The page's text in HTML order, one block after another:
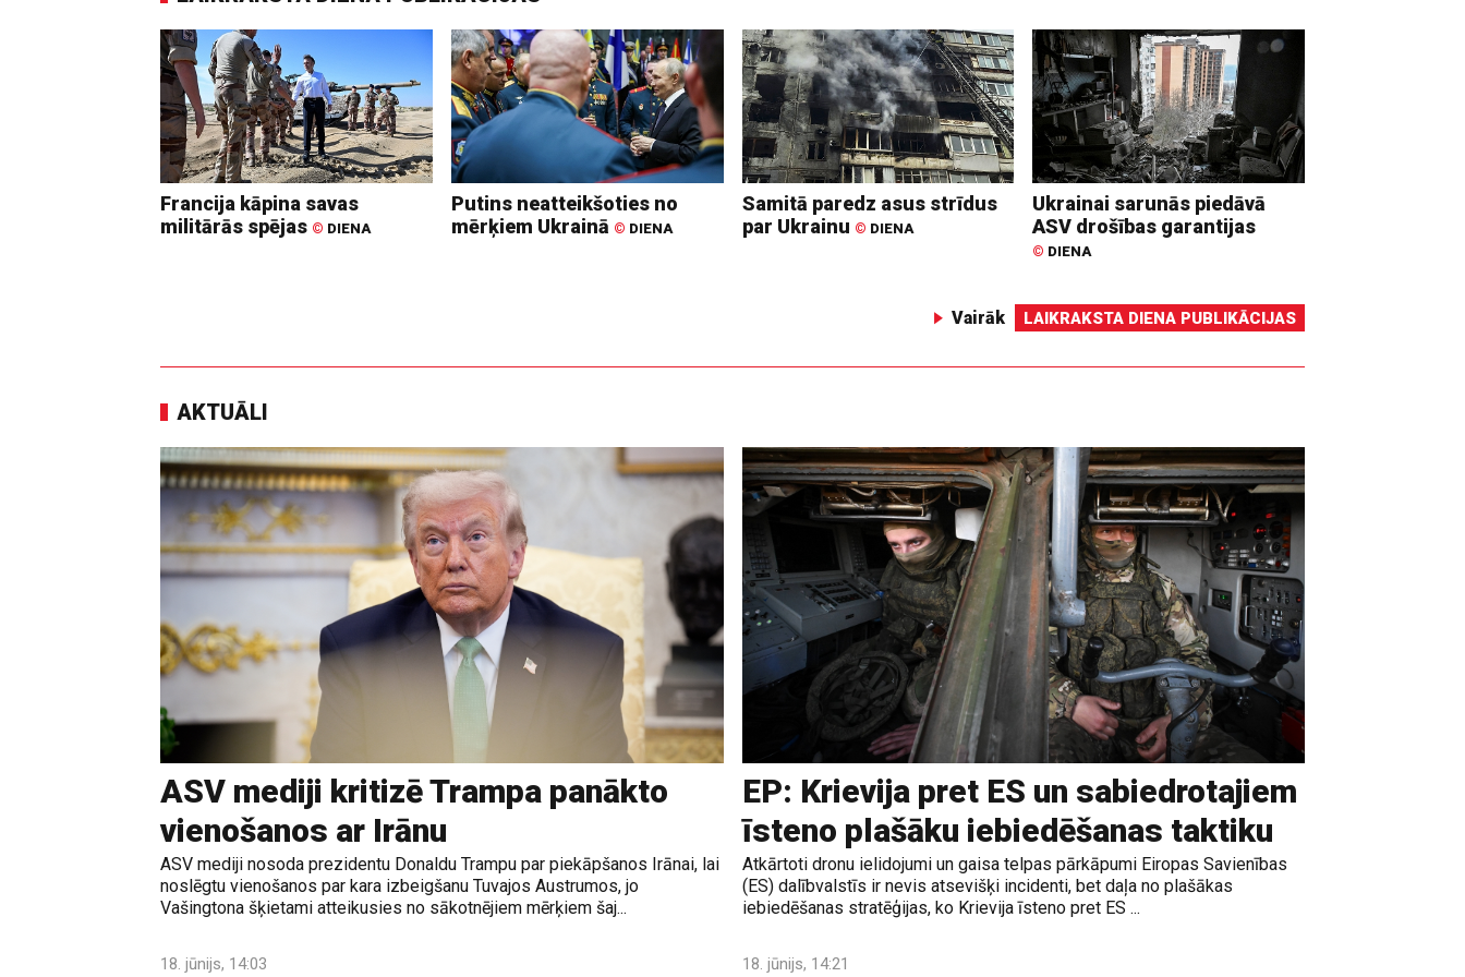
Francija kāpina savas
militārās spējas © DIENA
Putins neatteikšoties no
mērķiem Ukrainā © DIENA
Samitā paredz asus strīdus
par Ukrainu © DIENA
Ukrainai sarunās piedāvā
ASV drošības garantijas
© DIENA
Vairāk LAIKRAKSTA DIENA PUBLIKĀCIJAS
AKTUĀLI
ASV mediji kritizē Trampa panākto
vienošanos ar Irānu
ASV mediji nosoda prezidentu Donaldu Trampu par piekāpšanos Irānai, lai
noslēgtu vienošanos par kara izbeigšanu Tuvajos Austrumos, jo
Vašingtona šķietami atteikusies no sākotnējiem mērķiem šaj...
18. jūnijs, 14:03
EP: Krievija pret ES un sabiedrotajiem
īsteno plašāku iebiedēšanas taktiku
Atkārtoti dronu ielidojumi un gaisa telpas pārkāpumi Eiropas Savienības
(ES) dalībvalstīs ir nevis atsevišķi incidenti, bet daļa no plašākas
iebiedēšanas stratēģijas, ko Krievija īsteno pret ES ...
18. jūnijs, 14:21